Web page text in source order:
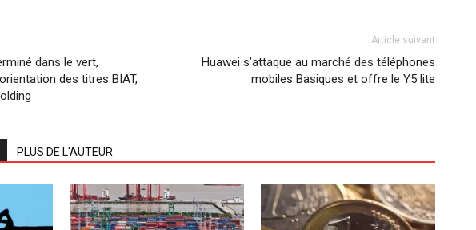
dans le vert,
des titres BIAT,
Article suivant
Huawei s’attaque au marché des téléphones
mobiles Basiques et offre le Y5 lite
PLUS DE L'AUTEUR